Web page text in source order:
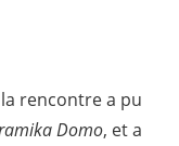
rencontre a pu
Domo, et a